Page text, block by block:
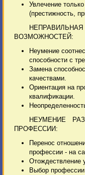
Увлечение
(престижность,
ВОЗМОЖНОСТЕЙ:
Неумение
способности с
Замена
качествами.
Ориентация на
квалификации.
НЕУМЕНИЕ
ПРОФЕССИИ:
Перенос
профессии - на
Отождествление
Выбор профессии